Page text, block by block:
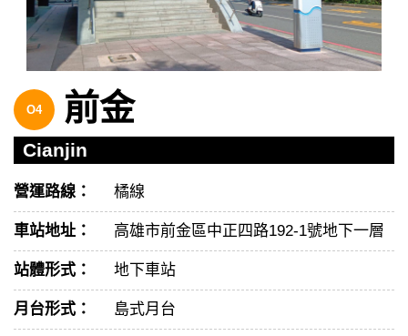
O4 前金
Cianjin
營運路線： 橘線
車站地址： 高雄市前金區中正四路192-1號地下一層
站體形式： 地下車站
月台形式： 島式月台